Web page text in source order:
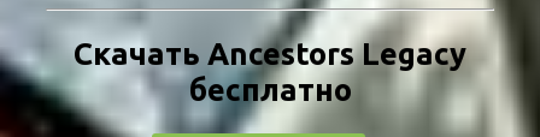
Скачать Ancestors Legacy
бесплатно